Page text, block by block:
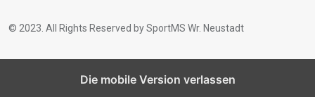
© 2023. All Rights Reserved by SportMS Wr. Neustadt
Die mobile Version verlassen